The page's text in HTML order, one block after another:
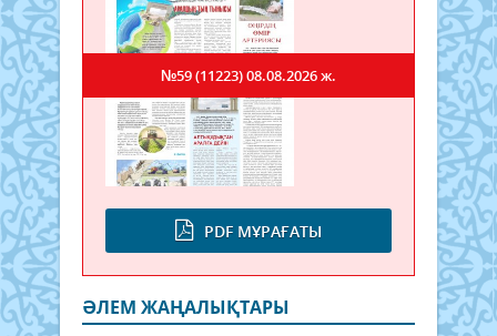
PDF МҰРАҒАТЫ
№59 (11223)08.08.2026 ж.
ӘЛЕМ ЖАҢАЛЫҚТАРЫ